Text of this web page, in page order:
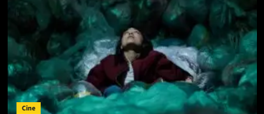
Cine